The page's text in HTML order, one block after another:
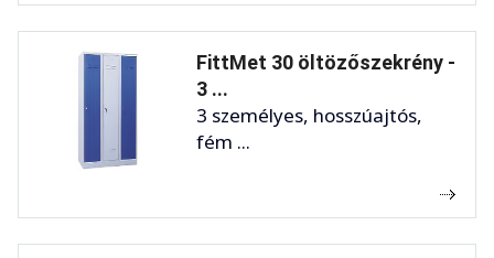
FittMet 30 öltözőszekrény -
3 ...
3 személyes, hosszúajtós,
fém ...